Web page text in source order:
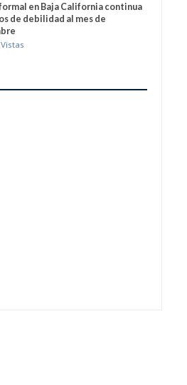
en Baja California continua
de debilidad al mes de